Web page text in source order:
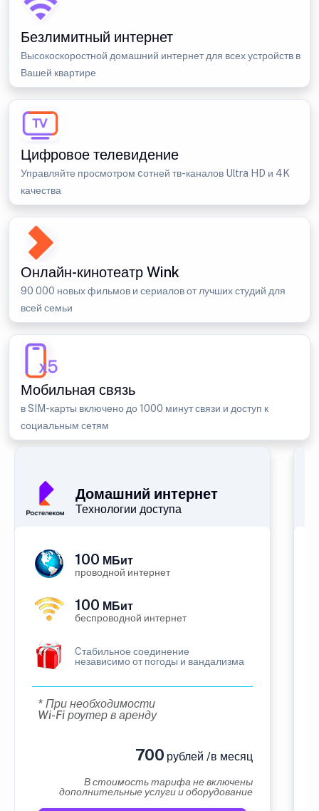
Безлимитный интернет
Высокоскоростной домашний интернет для всех устройств в
Вашей квартире
Цифровое телевидение
Управляйте просмотром cотней тв-каналов Ultra HD и 4K
качества
Онлайн-кинотеатр Wink
90 000 новых фильмов и сериалов от лучших студий для
всей семьи
Мобильная связь
в SIM-карты включено до 1000 минут связи и доступ к
социальным сетям
Домашний интернет
Технологии доступа
100 МБит
проводной интернет
100 МБит
беспроводной интернет
Cтабильное соединение
независимо от погоды и вандализма
* При необходимости
Wi-Fi роутер в аренду
700 рублей /в месяц
В стоимость тарифа не включены
дополнительные услуги и оборудование